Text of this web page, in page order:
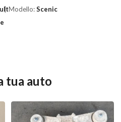
Modello:Scenic
tua auto